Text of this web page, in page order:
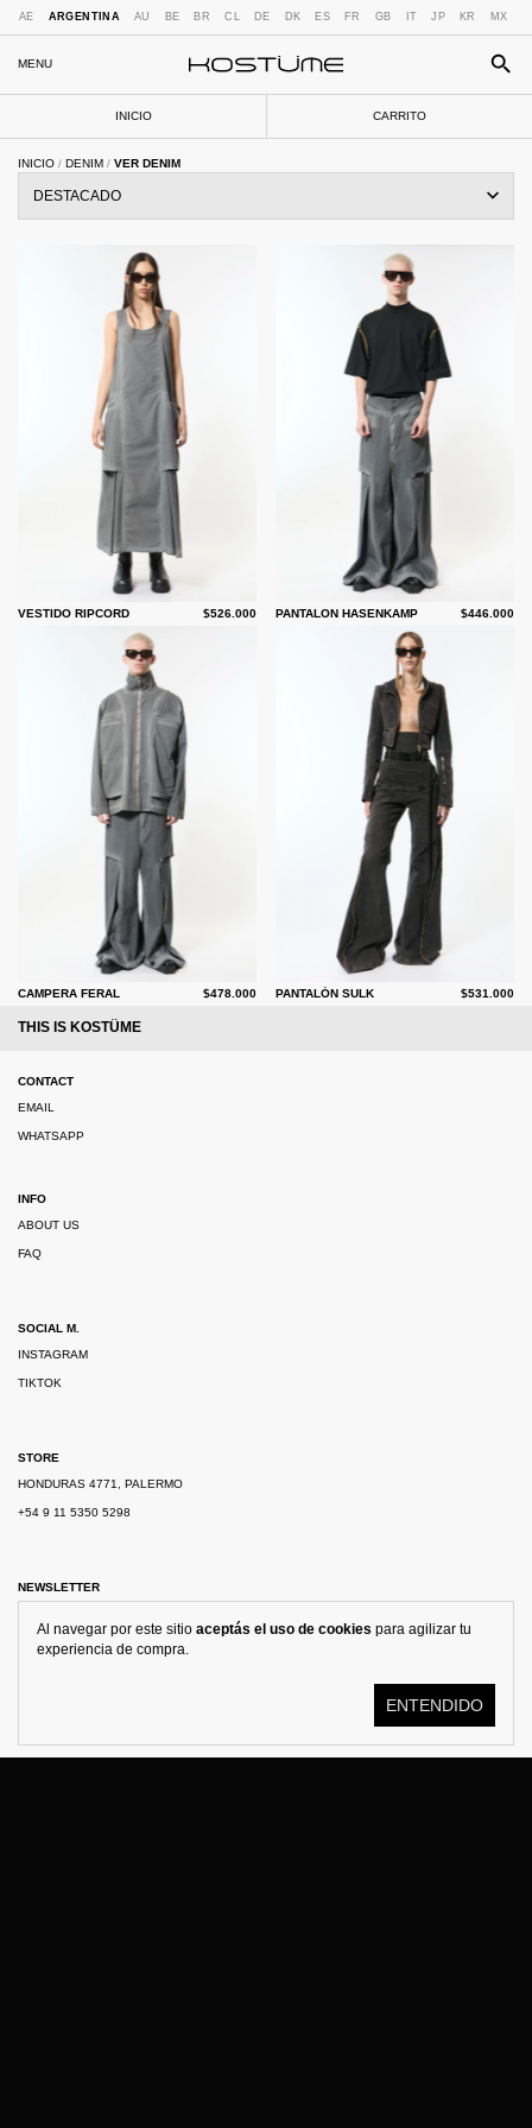
AE ARGENTINA AU BE BR CL DE DK ES FR GB IT JP KR MX
MENU
INICIO CARRITO
Al navegar por este sitio aceptás el uso de cookies para agilizar tu
experiencia de compra.
ENTENDIDO
INICIO / DENIM / VER DENIM
VESTIDO RIPCORD $526.000 PANTALON HASENKAMP $446.000
CAMPERA FERAL $478.000 PANTALÓN SULK $531.000
THIS IS KOSTÜME
CONTACT
EMAIL
WHATSAPP
INFO
ABOUT US
FAQ
SOCIAL M.
INSTAGRAM
TIKTOK
STORE
HONDURAS 4771, PALERMO
+54 9 11 5350 5298
NEWSLETTER